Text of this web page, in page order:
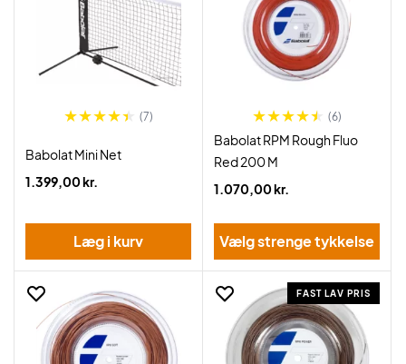
(7)
Babolat Mini Net
1.399,00 kr.
Læg i kurv
(6)
Babolat RPM Rough Fluo
Red 200 M
1.070,00 kr.
Vælg strenge tykkelse
FAST LAV PRIS